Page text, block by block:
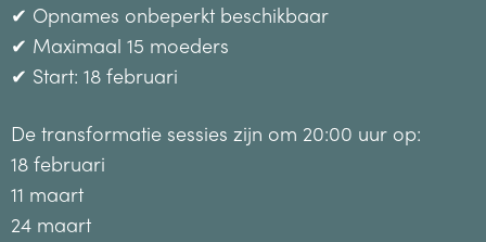
✔ Opnames onbeperkt beschikbaar
✔ Maximaal 15 moeders
✔ Start: 18 februari
De transformatie sessies zijn om 20:00 uur op:
18 februari
11 maart
24 maart